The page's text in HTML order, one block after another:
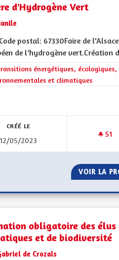
d'Hydrogène Vert
postal: 67330Faire de
de l’hydrogène vert.Création
les résultats de la catégorie : Les
énergétiques, écologiques,
et climatiques
CRÉÉ LE
12/05/2023
51
VOIR LA
obligatoire des élus
et de biodiversité
de Crozals